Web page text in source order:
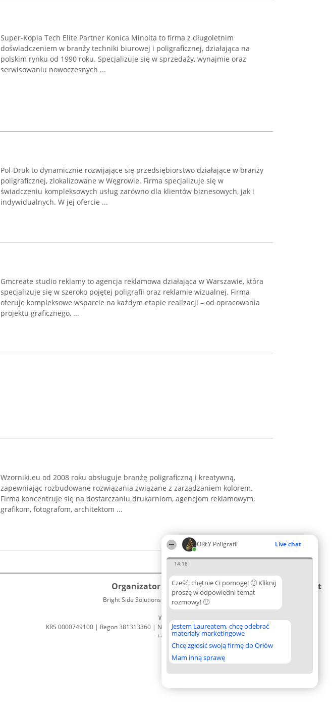
ORŁY Poligrafii Live chat
14:18
Cześć, chętnie Ci pomogę! 🙂 Kliknij
proszę w odpowiedni temat
rozmowy! 🙂
Jestem Laureatem, chcę odebrać
materiały marketingowe
Chcę zgłosić swoją firmę do Orłów
Mam inną sprawę
Super-Kopia Tech Elite Partner Konica Minolta to firma z długoletnim
doświadczeniem w branży techniki biurowej i poligraficznej, działająca na
polskim rynku od 1990 roku. Specjalizuje się w sprzedaży, wynajmie oraz
serwisowaniu nowoczesnych ...
Pol-Druk to dynamicznie rozwijające się przedsiębiorstwo działające w branży
poligraficznej, zlokalizowane w Węgrowie. Firma specjalizuje się w
świadczeniu kompleksowych usług zarówno dla klientów biznesowych, jak i
indywidualnych. W jej ofercie ...
Gmcreate studio reklamy to agencja reklamowa działająca w Warszawie, która
specjalizuje się w szeroko pojętej poligrafii oraz reklamie wizualnej. Firma
oferuje kompleksowe wsparcie na każdym etapie realizacji – od opracowania
projektu graficznego, ...
Wzorniki.eu od 2008 roku obsługuje branżę poligraficzną i kreatywną,
zapewniając rozbudowane rozwiązania związane z zarządzaniem kolorem.
Firma koncentruje się na dostarczaniu drukarniom, agencjom reklamowym,
grafikom, fotografom, architektom ...
Organizator plebiscytu
Bright Side Solutions sp. z o. o. sp. k.
ul. Ruska 22
Wrocław 50-079
KRS 0000749100 | Regon 381313360 | NIP 8943132676
+48 508 492 400
Plebiscyt
Lista
Laureatów
Zasady
Regulamin
Prywatności
Kontakt